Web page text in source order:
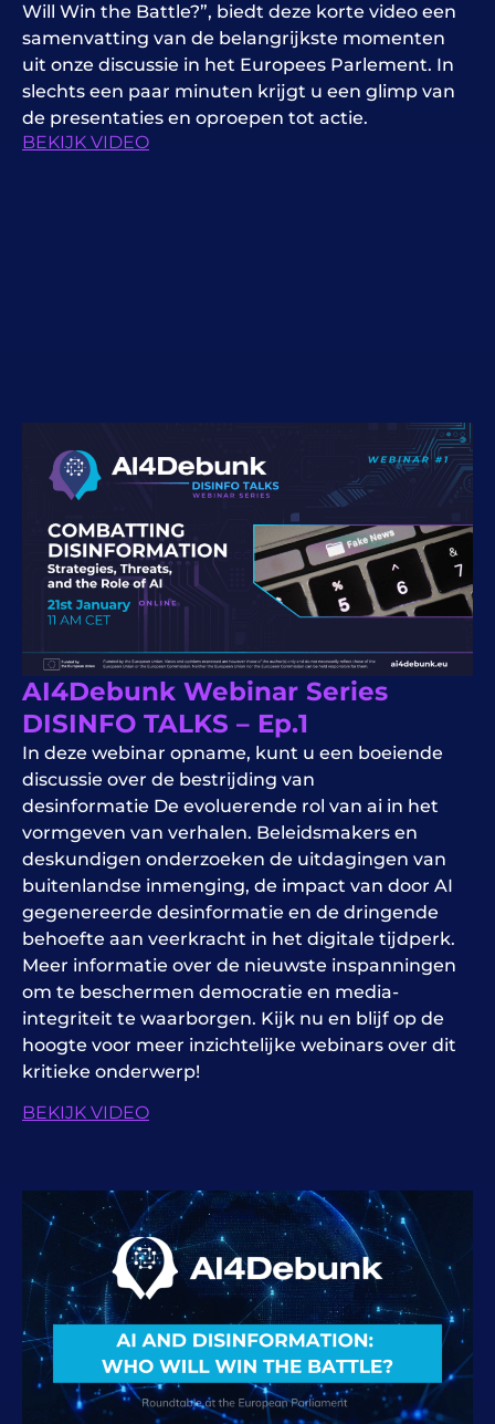
Will Win the Battle?”, biedt deze korte video een
samenvatting van de belangrijkste momenten
uit onze discussie in het Europees Parlement. In
slechts een paar minuten krijgt u een glimp van
de presentaties en oproepen tot actie.
BEKIJK VIDEO
AI4Debunk Webinar Series
DISINFO TALKS – Ep.1
In deze webinar opname, kunt u een boeiende
discussie over de bestrijding van
desinformatie De evoluerende rol van ai in het
vormgeven van verhalen. Beleidsmakers en
deskundigen onderzoeken de uitdagingen van
buitenlandse inmenging, de impact van door AI
gegenereerde desinformatie en de dringende
behoefte aan veerkracht in het digitale tijdperk.
Meer informatie over de nieuwste inspanningen
om te beschermen democratie en media-
integriteit te waarborgen. Kijk nu en blijf op de
hoogte voor meer inzichtelijke webinars over dit
kritieke onderwerp!
BEKIJK VIDEO